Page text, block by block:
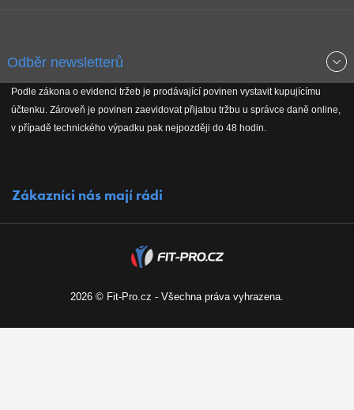
Reklamační řád
Koho podporujeme
Odběr newsletterů
Získejte přehled o novinkách, slevách, akčním zboží a upozornění
na nové články v magazínu!
Podle zákona o evidenci tržeb je prodávající povinen vystavit kupujícímu
účtenku. Zároveň je povinen zaevidovat přijatou tržbu u správce daně online,
v případě technického výpadku pak nejpozději do 48 hodin.
Zákazníci nás mají rádi
2026 © Fit-Pro.cz - Všechna práva vyhrazena.